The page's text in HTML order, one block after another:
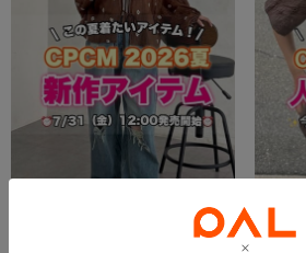
2026.07.31